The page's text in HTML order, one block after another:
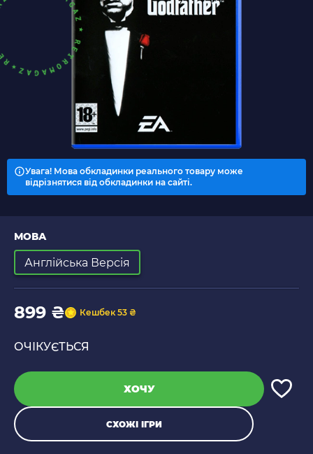
Увага! Мова обкладинки реального товару може
відрізнятися від обкладинки на сайті.
МОВА
Англійська Версія
899 ₴ Кешбек 53 ₴
ОЧІКУЄТЬСЯ
ХОЧУ
СХОЖІ ІГРИ